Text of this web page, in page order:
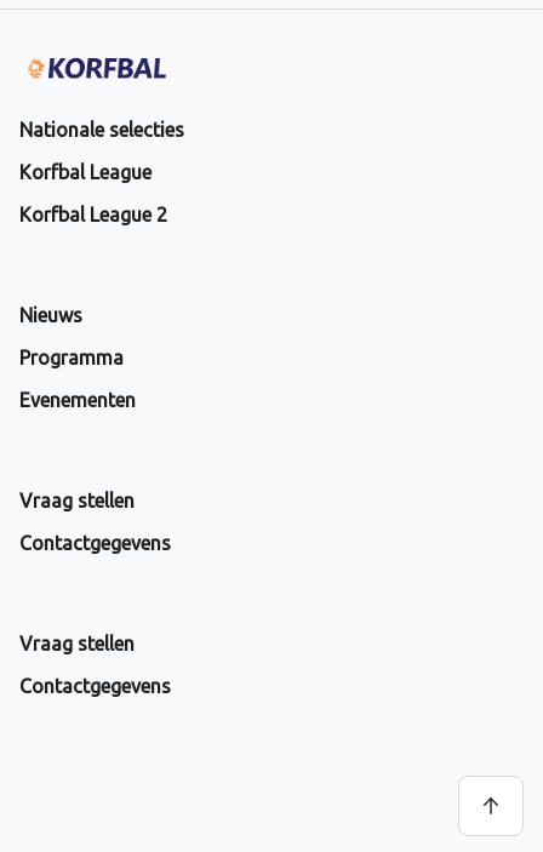
Nationale selecties
Korfbal League
Korfbal League 2
Nieuws
Programma
Evenementen
Vraag stellen
Contactgegevens
Vraag stellen
Contactgegevens